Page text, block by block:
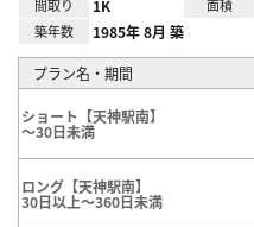
間取り 1K 面積
築年数 1985年 8月 築
プラン名・期間
ショート【天神駅南】
～30日未満
ロング【天神駅南】
30日以上～360日未満